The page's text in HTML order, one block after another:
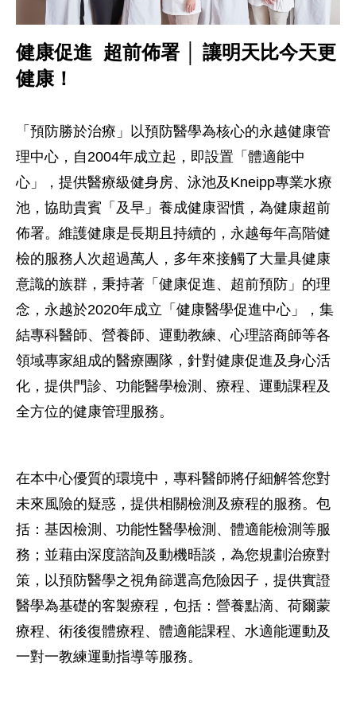
健康促進 超前佈署 │ 讓明天比今天更
健康！
「預防勝於治療」以預防醫學為核心的永越健康管
理中心，自2004年成立起，即設置「體適能中
心」，提供醫療級健身房、泳池及Kneipp專業水療
池，協助貴賓「及早」養成健康習慣，為健康超前
佈署。維護健康是長期且持續的，永越每年高階健
檢的服務人次超過萬人，多年來接觸了大量具健康
意識的族群，秉持著「健康促進、超前預防」的理
念，永越於2020年成立「健康醫學促進中心」，集
結專科醫師、營養師、運動教練、心理諮商師等各
領域專家組成的醫療團隊，針對健康促進及身心活
化，提供門診、功能醫學檢測、療程、運動課程及
全方位的健康管理服務。
在本中心優質的環境中，專科醫師將仔細解答您對
未來風險的疑惑，提供相關檢測及療程的服務。包
括：基因檢測、功能性醫學檢測、體適能檢測等服
務；並藉由深度諮詢及動機晤談，為您規劃治療對
策，以預防醫學之視角篩選高危險因子，提供實證
醫學為基礎的客製療程，包括：營養點滴、荷爾蒙
療程、術後復體療程、體適能課程、水適能運動及
一對一教練運動指導等服務。